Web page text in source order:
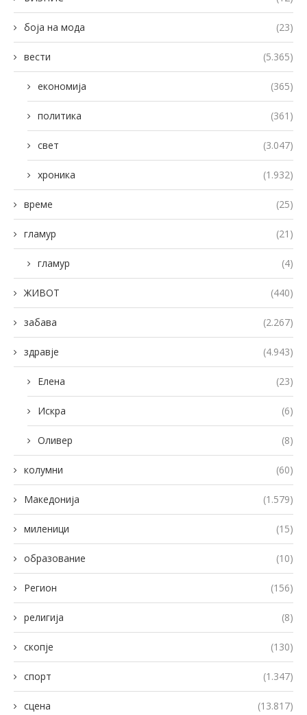
боја на мода (23)
вести (5.365)
економија (365)
политика (361)
свет (3.047)
хроника (1.932)
време (25)
гламур (21)
гламур (4)
ЖИВОТ (440)
забава (2.267)
здравје (4.943)
Елена (23)
Искра (6)
Оливер (8)
колумни (60)
Македонија (1.579)
миленици (15)
образование (10)
Регион (156)
религија (8)
скопје (130)
спорт (1.347)
сцена (13.817)